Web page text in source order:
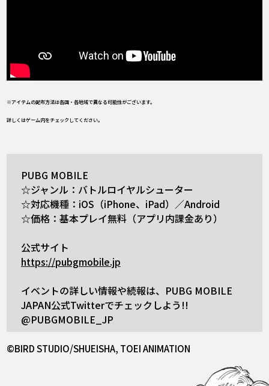
※アイテムの配布方法は各国・各地域で異なる可能性がございます。
詳しくはゲーム内をチェックしてください。
PUBG MOBILE
☆ジャンル：バトルロイヤルシューター
☆対応機種：iOS（iPhone、iPad）／Android
☆価格：基本プレイ無料（アプリ内課金あり）
公式サイト
https://pubgmobile.jp
イベントの詳しい情報や続報は、PUBG MOBILE
JAPAN公式Twitterでチェックしよう!!
@PUBGMOBILE_JP
©BIRD STUDIO/SHUEISHA, TOEI ANIMATION